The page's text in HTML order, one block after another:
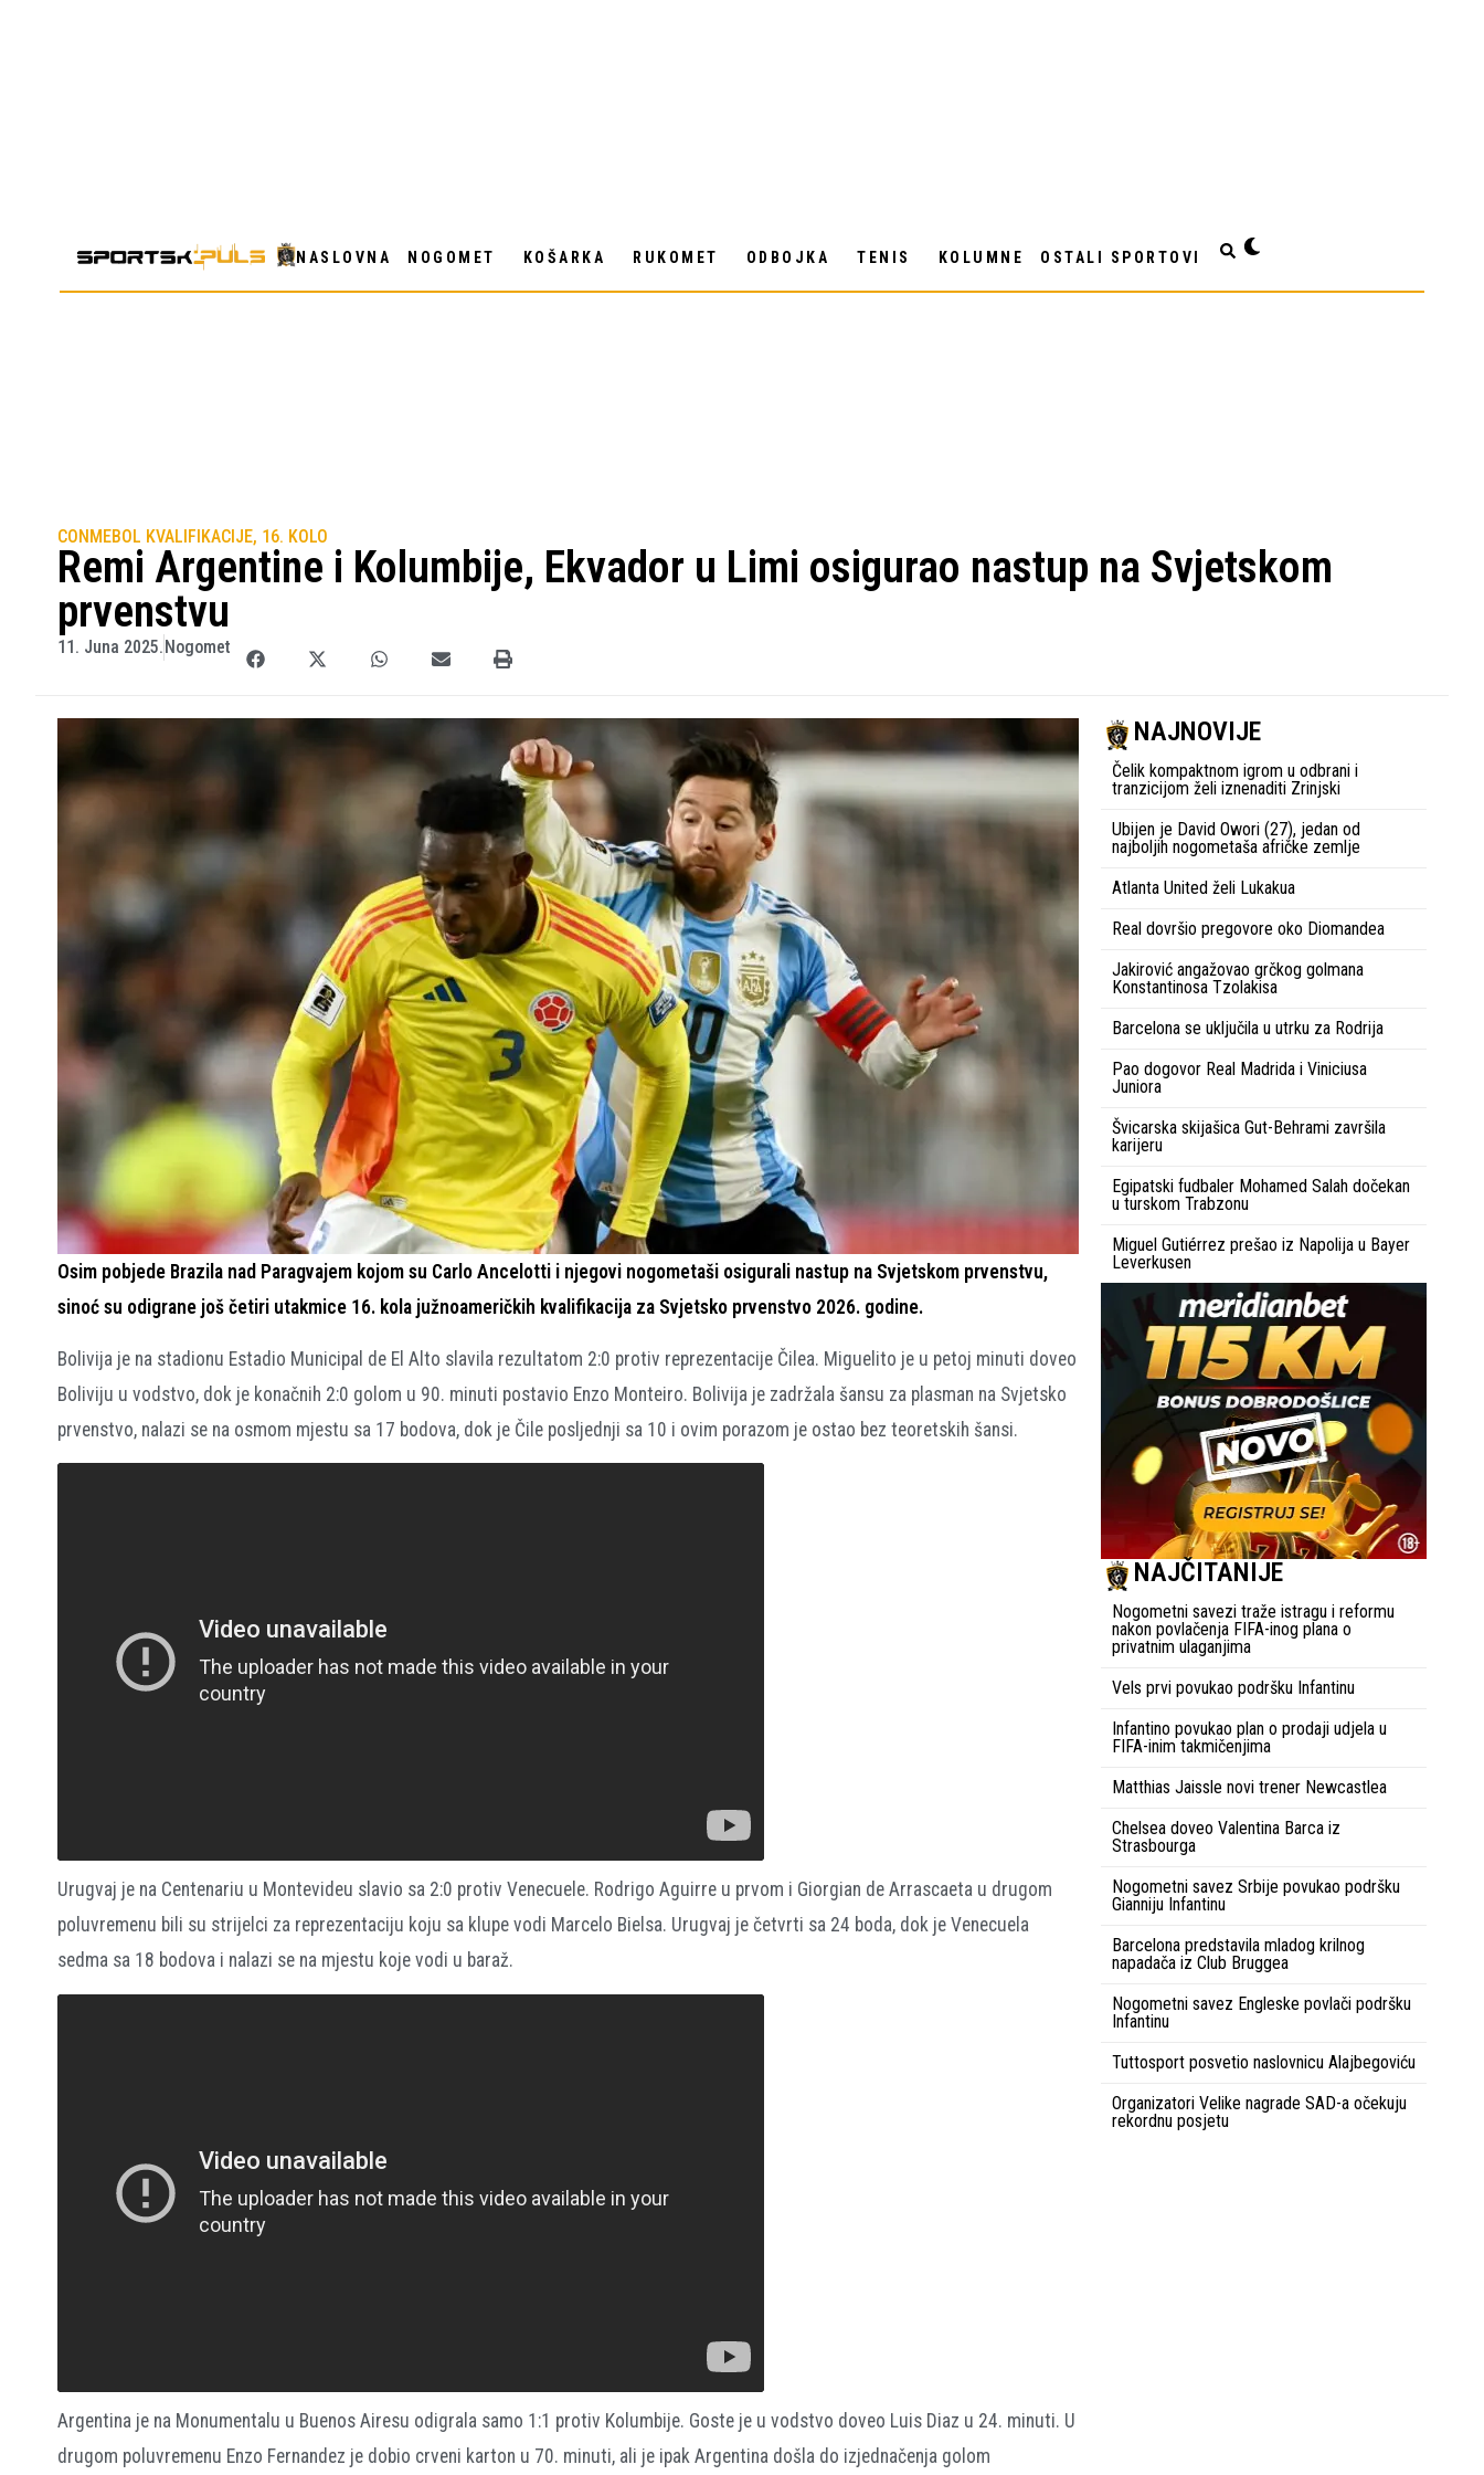
NASLOVNA NOGOMET KOŠARKA RUKOMET ODBOJKA TENIS KOLUMNE OSTALI SPORTOVI
CONMEBOL KVALIFIKACIJE, 16. KOLO
Remi Argentine i Kolumbije, Ekvador u Limi osigurao nastup na Svjetskom
prvenstvu
11. Juna 2025.Nogomet
Osim pobjede Brazila nad Paragvajem kojom su Carlo Ancelotti i njegovi nogometaši osigurali nastup na Svjetskom prvenstvu,
sinoć su odigrane još četiri utakmice 16. kola južnoameričkih kvalifikacija za Svjetsko prvenstvo 2026. godine.
Bolivija je na stadionu Estadio Municipal de El Alto slavila rezultatom 2:0 protiv reprezentacije Čilea. Miguelito je u petoj minuti doveo
Boliviju u vodstvo, dok je konačnih 2:0 golom u 90. minuti postavio Enzo Monteiro. Bolivija je zadržala šansu za plasman na Svjetsko
prvenstvo, nalazi se na osmom mjestu sa 17 bodova, dok je Čile posljednji sa 10 i ovim porazom je ostao bez teoretskih šansi.
Urugvaj je na Centenariu u Montevideu slavio sa 2:0 protiv Venecuele. Rodrigo Aguirre u prvom i Giorgian de Arrascaeta u drugom
poluvremenu bili su strijelci za reprezentaciju koju sa klupe vodi Marcelo Bielsa. Urugvaj je četvrti sa 24 boda, dok je Venecuela
sedma sa 18 bodova i nalazi se na mjestu koje vodi u baraž.
Argentina je na Monumentalu u Buenos Airesu odigrala samo 1:1 protiv Kolumbije. Goste je u vodstvo doveo Luis Diaz u 24. minuti. U
drugom poluvremenu Enzo Fernandez je dobio crveni karton u 70. minuti, ali je ipak Argentina došla do izjednačenja golom
NAJNOVIJE
Čelik kompaktnom igrom u odbrani i
tranzicijom želi iznenaditi Zrinjski
Ubijen je David Owori (27), jedan od
najboljih nogometaša afričke zemlje
Atlanta United želi Lukakua
Real dovršio pregovore oko Diomandea
Jakirović angažovao grčkog golmana
Konstantinosa Tzolakisa
Barcelona se uključila u utrku za Rodrija
Pao dogovor Real Madrida i Viniciusa
Juniora
Švicarska skijašica Gut-Behrami završila
karijeru
Egipatski fudbaler Mohamed Salah dočekan
u turskom Trabzonu
Miguel Gutiérrez prešao iz Napolija u Bayer
Leverkusen
NAJČITANIJE
Nogometni savezi traže istragu i reformu
nakon povlačenja FIFA-inog plana o
privatnim ulaganjima
Vels prvi povukao podršku Infantinu
Infantino povukao plan o prodaji udjela u
FIFA-inim takmičenjima
Matthias Jaissle novi trener Newcastlea
Chelsea doveo Valentina Barca iz
Strasbourga
Nogometni savez Srbije povukao podršku
Gianniju Infantinu
Barcelona predstavila mladog krilnog
napadača iz Club Bruggea
Nogometni savez Engleske povlači podršku
Infantinu
Tuttosport posvetio naslovnicu Alajbegoviću
Organizatori Velike nagrade SAD-a očekuju
rekordnu posjetu